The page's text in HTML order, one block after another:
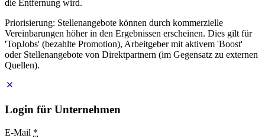
die Entfernung wird.
Priorisierung: Stellenangebote können durch kommerzielle
Vereinbarungen höher in den Ergebnissen erscheinen. Dies gilt für
'TopJobs' (bezahlte Promotion), Arbeitgeber mit aktivem 'Boost'
oder Stellenangebote von Direktpartnern (im Gegensatz zu externen
Quellen).
Login für Unternehmen
E-Mail *